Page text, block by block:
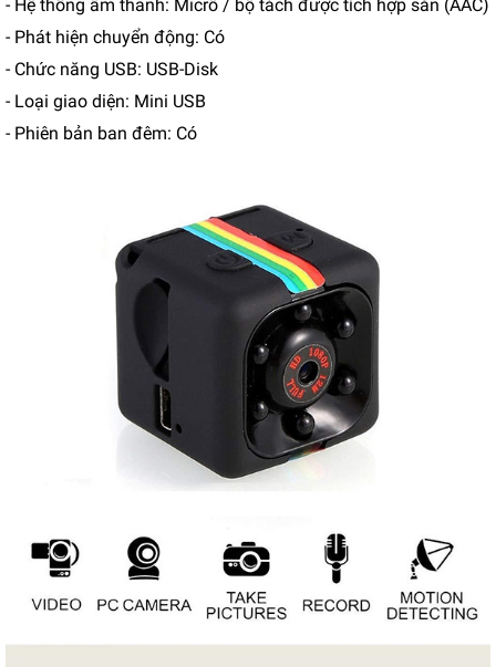
- Hệ thống âm thanh: Micrô / bộ tách được tích hợp sẵn (AAC)
- Phát hiện chuyển động: Có
- Chức năng USB: USB-Disk
- Loại giao diện: Mini USB
- Phiên bản ban đêm: Có